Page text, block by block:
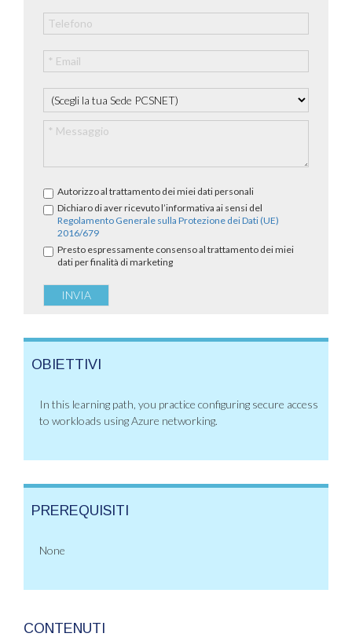
Autorizzo al trattamento dei miei dati personali
Dichiaro di aver ricevuto l’informativa ai sensi del
Regolamento Generale sulla Protezione dei Dati (UE)
2016/679
Presto espressamente consenso al trattamento dei miei
dati per finalità di marketing
OBIETTIVI
In this learning path, you practice configuring secure access
to workloads using Azure networking.
PREREQUISITI
None
CONTENUTI